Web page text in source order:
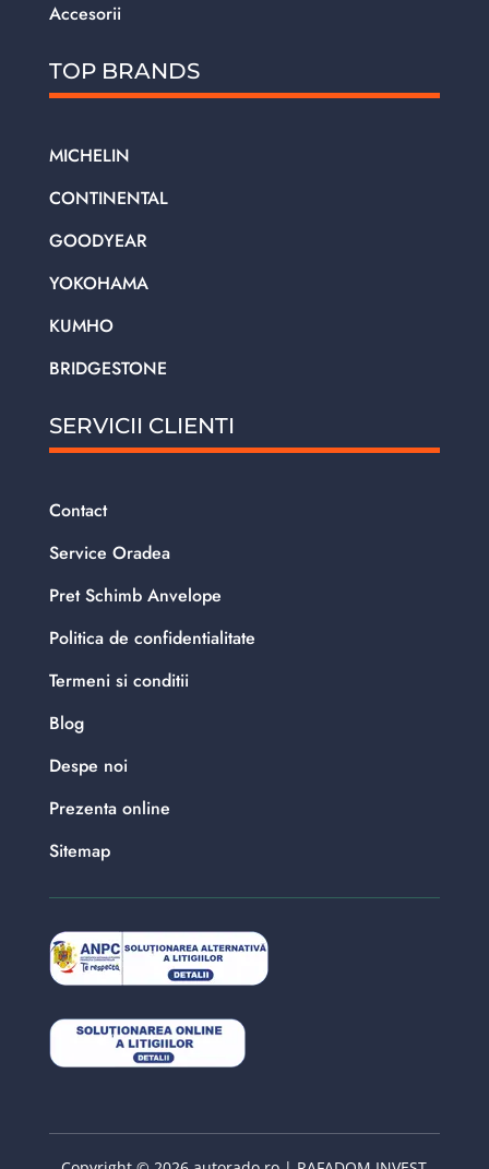
Accesorii
TOP BRANDS
MICHELIN
CONTINENTAL
GOODYEAR
YOKOHAMA
KUMHO
BRIDGESTONE
SERVICII CLIENTI
Contact
Service Oradea
Pret Schimb Anvelope
Politica de confidentialitate
Termeni si conditii
Blog
Despe noi
Prezenta online
Sitemap